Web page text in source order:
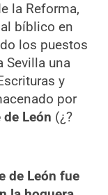
la Reforma,
bíblico en
los puestos
Sevilla una
y
por
León (¿?
de León fue